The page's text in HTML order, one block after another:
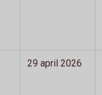
29 april 2026